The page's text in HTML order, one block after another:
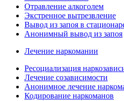
Отравление алкоголем
Экстренное вытрезвление
Вывод из запоя в
Анонимный вывод из запоя
Лечение наркомании
Ресоциализация
Лечение созависимости
Анонимное лечение
Кодирование наркоманов